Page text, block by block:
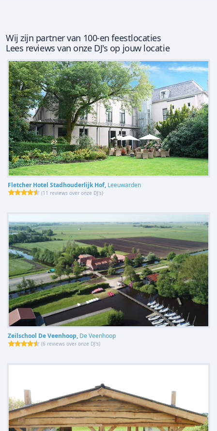
Wij zijn partner van 100-en feestlocaties
Lees reviews van onze DJ's op jouw locatie
Fletcher Hotel Stadhouderlijk Hof, Leeuwarden
(11 reviews over onze DJ's)
Zeilschool De Veenhoop, De Veenhoop
(6 reviews over onze DJ's)